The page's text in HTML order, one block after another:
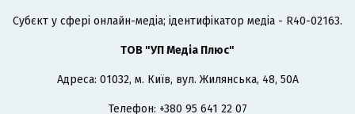
Cубєкт у сфері онлайн-медіа; ідентифікатор медіа - R40-02163.
ТОВ "УП Медіа Плюс"
Адреса: 01032, м. Київ, вул. Жилянська, 48, 50А
Телефон: +380 95 641 22 07